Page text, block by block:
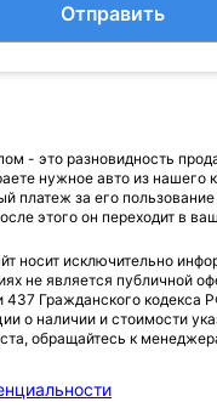
Отправить
- это разновидность
нужное авто из нашего
платеж за его
этого он переходит в
носит исключительно
не является публичной
Гражданского кодекса
о наличии и стоимости
обращайтесь к